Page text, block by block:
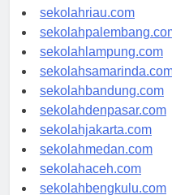
sekolahjambi.com
sekolahriau.com
sekolahpalembang.com
sekolahlampung.com
sekolahsamarinda.com
sekolahbandung.com
sekolahdenpasar.com
sekolahjakarta.com
sekolahmedan.com
sekolahaceh.com